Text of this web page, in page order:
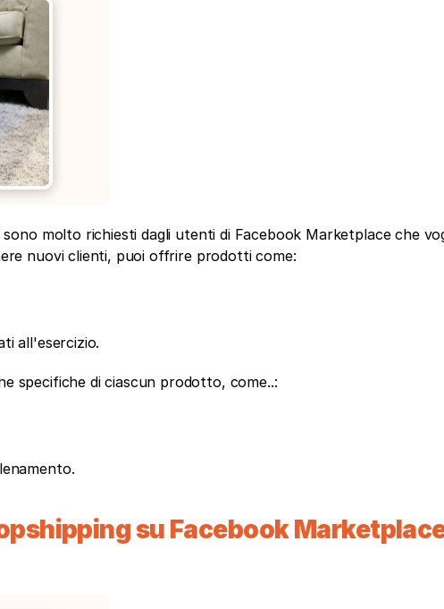
molto richiesti dagli utenti di Facebook Marketplace che
nuovi clienti, puoi offrire prodotti come:
all'esercizio.
specifiche di ciascun prodotto, come..:
su Facebook